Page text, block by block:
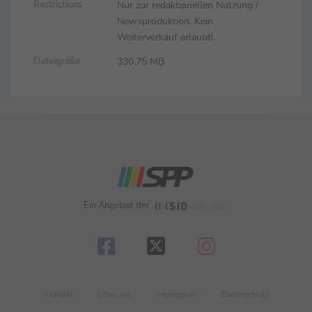
Restrictions
Nur zur redaktionellen Nutzung /
Newsproduktion. Kein
Weiterverkauf erlaubt!
Dateigröße 330.75 MB
Ein Angebot der